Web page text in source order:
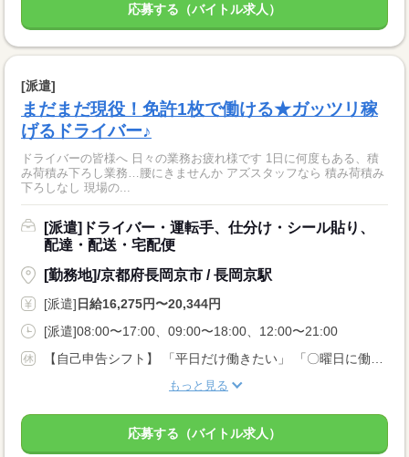
応募する（バイトル求人）
[派遣]
まだまだ現役！免許1枚で働ける★ガッツリ稼
げるドライバー♪
ドライバーの皆様へ 日々の業務お疲れ様です 1日に何度もある、積
み荷積み下ろし業務…腰にきませんか アズスタッフなら 積み荷積み
下ろしなし 現場の...
[派遣]ドライバー・運転手、仕分け・シール貼り、
配達・配送・宅配便
[勤務地]/京都府長岡京市 / 長岡京駅
[派遣]日給16,275円〜20,344円
[派遣]08:00〜17:00、09:00〜18:00、12:00〜21:00
もっと見る
応募する（バイトル求人）